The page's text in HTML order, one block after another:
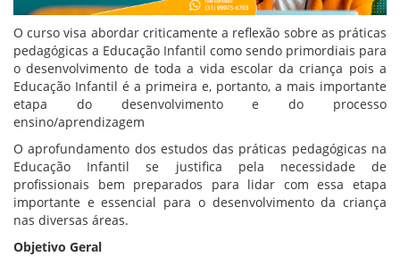
O curso visa abordar criticamente a reflexão sobre as práticas
pedagógicas a Educação Infantil como sendo primordiais para
o desenvolvimento de toda a vida escolar da criança pois a
Educação Infantil é a primeira e, portanto, a mais importante
etapa do desenvolvimento e do processo
ensino/aprendizagem
O aprofundamento dos estudos das práticas pedagógicas na
Educação Infantil se justifica pela necessidade de
profissionais bem preparados para lidar com essa etapa
importante e essencial para o desenvolvimento da criança
nas diversas áreas.
Objetivo Geral